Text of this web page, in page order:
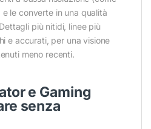
le converte in una qualità
più nitidi, linee più
e accurati, per una visione
meno recenti.
e Gaming
senza